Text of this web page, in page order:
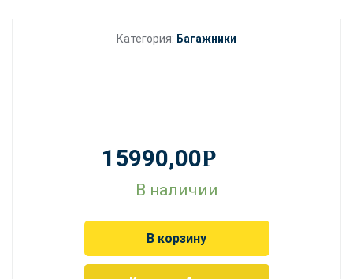
Категория: Багажники
15990,00Р
В наличии
В корзину